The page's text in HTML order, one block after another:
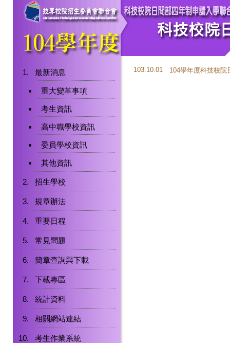
最新消息
重大變革事項
考生資訊
高中職學校資訊
委員學校資訊
其他資訊
招生學校
規章辦法
重要日程
常見問題
簡章查詢與下載
下載專區
統計資料
相關網站連結
考生作業系統
103.10.01 104學年度科技校